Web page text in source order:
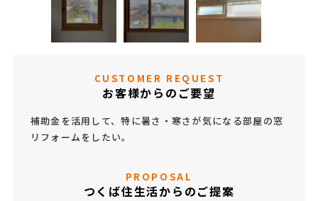
CUSTOMER REQUEST
お客様からのご要望
補助金を活用して、特に暑さ・寒さが気になる部屋の窓
リフォームをしたい。
PROPOSAL
つくば住生活からのご提案